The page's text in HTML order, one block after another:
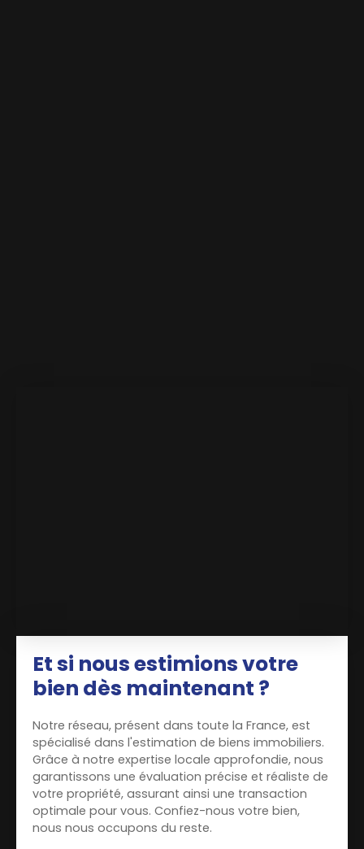
Et si nous estimions votre
bien dès maintenant ?
Notre réseau, présent dans toute la France, est
spécialisé dans l'estimation de biens immobiliers.
Grâce à notre expertise locale approfondie, nous
garantissons une évaluation précise et réaliste de
votre propriété, assurant ainsi une transaction
optimale pour vous. Confiez-nous votre bien,
nous nous occupons du reste.